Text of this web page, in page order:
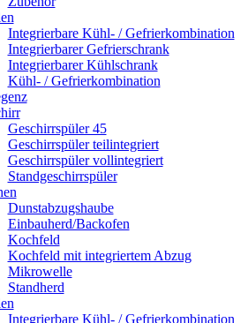
Integrierbare Kühl- / Gefrierkombination
Integrierbarer Gefrierschrank
Integrierbarer Kühlschrank
Kühl- / Gefrierkombination
Geschirrspüler 45
Geschirrspüler teilintegriert
Geschirrspüler vollintegriert
Standgeschirrspüler
Dunstabzugshaube
Einbauherd/Backofen
Kochfeld
Kochfeld mit integriertem Abzug
Mikrowelle
Standherd
Integrierbare Kühl- / Gefrierkombination